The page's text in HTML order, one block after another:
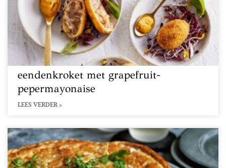
eendenkroket met grapefruit-
pepermayonaise
LEES VERDER »